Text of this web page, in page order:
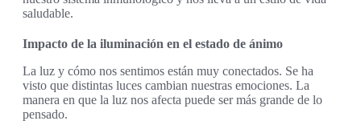
saludable.
Impacto de la iluminación en el estado de ánimo
La luz y cómo nos sentimos están muy conectados. Se ha
visto que distintas luces cambian nuestras emociones. La
manera en que la luz nos afecta puede ser más grande de lo
pensado.